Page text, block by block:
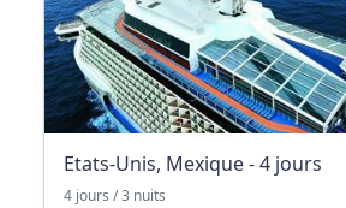
Etats-Unis, Mexique - 4 jours
4 jours / 3 nuits